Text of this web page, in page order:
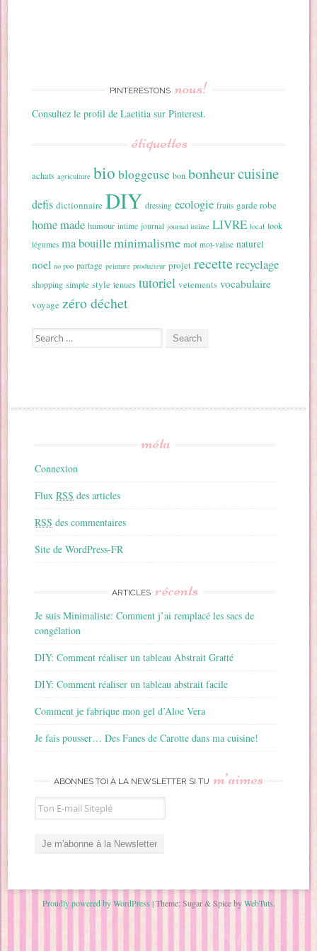
PINTERESTONS nous!
Consultez le profil de Laetitia sur Pinterest.
étiquettes
achats agriculture bio bloggeuse bon bonheurcuisine
defis dictionnaire DIY dressing ecologie fruits garde robe
home made humour intime journal journal intime LIVRE local look
légumes ma bouilleminimalisme mot mot-valise naturel
noel no poo partage peinture producteur projet recetterecyclage
shopping simple style tenues tutoriel vetements vocabulaire
voyage zéro déchet
Search for:
méta
Connexion
FluxRSS des articles
RSS des commentaires
Site de WordPress-FR
ARTICLES récents
Je suis Minimaliste: Comment j’ai remplacé les sacs de
congélation
DIY: Comment réaliser un tableau Abstrait Gratté
DIY: Comment réaliser un tableau abstrait facile
Comment je fabrique mon gel d’Aloe Vera
Je fais pousser… Des Fanes de Carotte dans ma cuisine!
ABONNES TOI À LA NEWSLETTER SI TU m’aimes
Proudly powered by WordPress |Theme: Sugar & Spice byWebTuts.